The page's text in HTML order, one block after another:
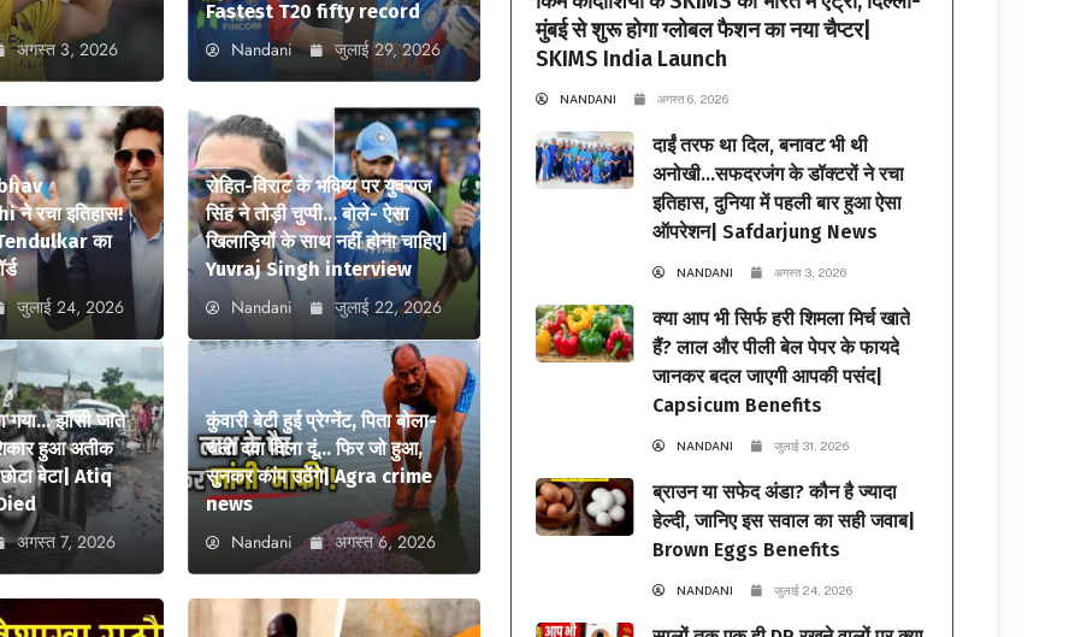
अगस्त 3, 2026
Fastest T20 fifty record
Nandani जुलाई 29, 2026
रचा इतिहास!
का
जुलाई 24, 2026
रोहित-विराट के भविष्य पर युवराज
सिंह ने तोड़ी चुप्पी… बोले- ऐसा
खिलाड़ियों के साथ नहीं होना चाहिए|
Yuvraj Singh interview
Nandani जुलाई 22, 2026
गया… झांसी जाते
हुआ अतीक
बेटा| Atiq
अगस्त 7, 2026
कुंवारी बेटी हुई प्रेग्नेंट, पिता बोला-
चलो दवा दिला दूं… फिर जो हुआ,
सुनकर कांप उठेंगे| Agra crime
news
Nandani अगस्त 6, 2026
मुंबई से शुरू होगा ग्लोबल फैशन का नया चैप्टर|
SKIMS India Launch
NANDANI अगस्त 6, 2026
दाईं तरफ था दिल, बनावट भी थी
अनोखी…सफदरजंग के डॉक्टरों ने रचा
इतिहास, दुनिया में पहली बार हुआ ऐसा
ऑपरेशन| Safdarjung News
NANDANI अगस्त 3, 2026
क्या आप भी सिर्फ हरी शिमला मिर्च खाते
हैं? लाल और पीली बेल पेपर के फायदे
जानकर बदल जाएगी आपकी पसंद|
Capsicum Benefits
NANDANI जुलाई 31, 2026
ब्राउन या सफेद अंडा? कौन है ज्यादा
हेल्दी, जानिए इस सवाल का सही जवाब|
Brown Eggs Benefits
NANDANI जुलाई 24, 2026